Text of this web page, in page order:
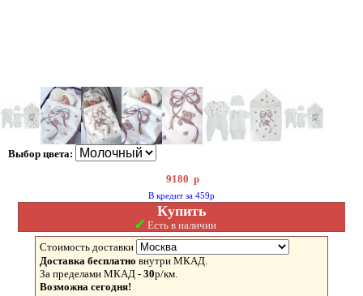
Выбор цвета:
9180 р
В кредит за 459р
Купить
✓ Есть в наличии
Стоимость доставки
Доставка бесплатно внутри МКАД.
За пределами МКАД - 30р/км.
Возможна сегодня!